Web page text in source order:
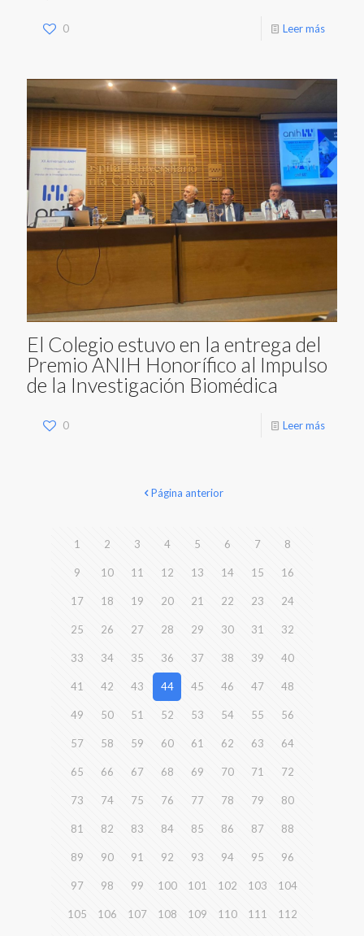
0 Leer más
El Colegio estuvo en la entrega del
Premio ANIH Honorífico al Impulso
de la Investigación Biomédica
0 Leer más
Página anterior
1 2 3 4 5 6 7 8
9 10 11 12 13 14 15 16
17 18 19 20 21 22 23 24
25 26 27 28 29 30 31 32
33 34 35 36 37 38 39 40
41 42 43 44 45 46 47 48
49 50 51 52 53 54 55 56
57 58 59 60 61 62 63 64
65 66 67 68 69 70 71 72
73 74 75 76 77 78 79 80
81 82 83 84 85 86 87 88
89 90 91 92 93 94 95 96
97 98 99 100 101 102 103 104
105 106 107 108 109 110 111 112